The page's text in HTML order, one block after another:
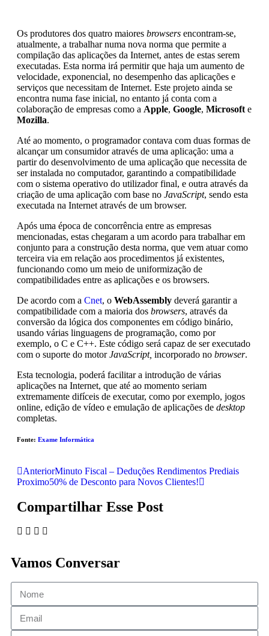
Os produtores dos quatro maiores browsers encontram-se,
atualmente, a trabalhar numa nova norma que permite a
compilação das aplicações da Internet, antes de estas serem
executadas. Esta norma irá permitir que haja um aumento de
velocidade, exponencial, no desempenho das aplicações e
serviços que necessitam de Internet. Este projeto ainda se
encontra numa fase inicial, no entanto já conta com a
colaboração de empresas como a Apple, Google, Microsoft e
Mozilla.
Até ao momento, o programador contava com duas formas de
alcançar um consumidor através de uma aplicação: uma a
partir do desenvolvimento de uma aplicação que necessita de
ser instalada no computador, garantindo a compatibilidade
com o sistema operativo do utilizador final, e outra através da
criação de uma aplicação com base no JavaScript, sendo esta
executada na Internet através de um browser.
Após uma época de concorrência entre as empresas
mencionadas, estas chegaram a um acordo para trabalhar em
conjunto para a construção desta norma, que vem atuar como
terceira via em relação aos procedimentos já existentes,
funcionando como um meio de uniformização de
compatibilidades entre as aplicações e os browsers.
De acordo com a Cnet, o WebAssembly deverá garantir a
compatibilidade com a maioria dos browsers, através da
conversão da lógica dos componentes em código binário,
usando várias linguagens de programação, como por
exemplo, o C e C++. Este código será capaz de ser executado
com o suporte do motorJavaScript, incorporado no browser.
Esta tecnologia, poderá facilitar a introdução de várias
aplicações na Internet, que até ao momento seriam
extremamente difíceis de executar, como por exemplo, jogos
online, edição de vídeo e emulação de aplicações de desktop
completas.
Fonte: Exame Informática
AnteriorMinuto Fiscal – Deduções Rendimentos Prediais
Proximo50% de Desconto para Novos Clientes!
Compartilhar Esse Post
Vamos Conversar